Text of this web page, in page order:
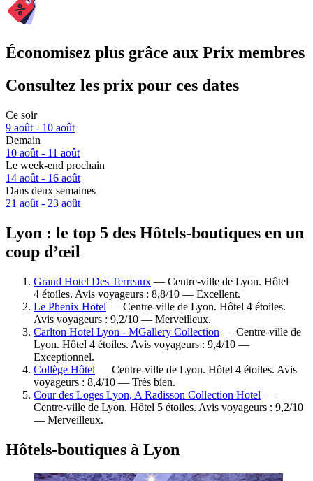
Économisez plus grâce aux Prix membres
Consultez les prix pour ces dates
Ce soir
9 août - 10 août
Demain
10 août - 11 août
Le week-end prochain
14 août - 16 août
Dans deux semaines
21 août - 23 août
Lyon : le top 5 des Hôtels-boutiques en un
coup d’œil
Grand Hotel Des Terreaux — Centre-ville de Lyon. Hôtel
4 étoiles. Avis voyageurs : 8,8/10 — Excellent.
Le Phenix Hotel — Centre-ville de Lyon. Hôtel 4 étoiles.
Avis voyageurs : 9,2/10 — Merveilleux.
Carlton Hotel Lyon - MGallery Collection — Centre-ville de
Lyon. Hôtel 4 étoiles. Avis voyageurs : 9,4/10 —
Exceptionnel.
Collège Hôtel — Centre-ville de Lyon. Hôtel 4 étoiles. Avis
voyageurs : 8,4/10 — Très bien.
Cour des Loges Lyon, A Radisson Collection Hotel —
Centre-ville de Lyon. Hôtel 5 étoiles. Avis voyageurs : 9,2/10
— Merveilleux.
Hôtels-boutiques à Lyon